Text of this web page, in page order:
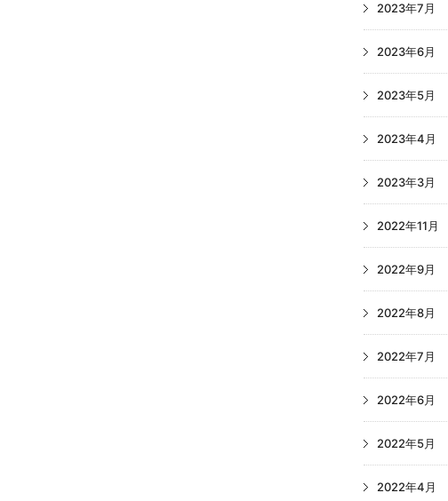
2023年7月
2023年6月
2023年5月
2023年4月
2023年3月
2022年11月
2022年9月
2022年8月
2022年7月
2022年6月
2022年5月
2022年4月